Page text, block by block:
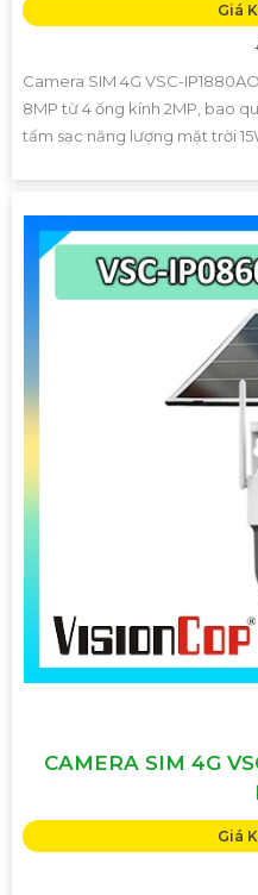
Giá
Camera SIM 4G VSC-
8MP từ 4 ống kính 2MP, bao
tấm sạc năng lượng mặt trời
CAMERA SIM 4G
Giá